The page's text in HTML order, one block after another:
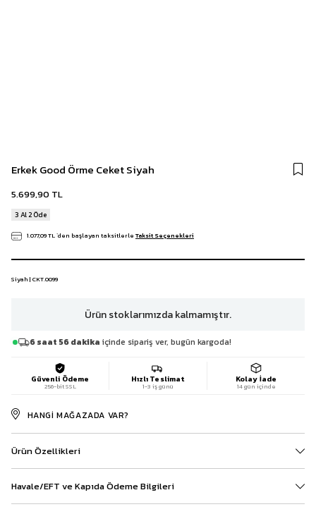
Erkek Good Örme Ceket Siyah
5.699,90 TL
3 Al 2 Öde
1.077,09 TL`den başlayan taksitlerle Taksit Seçenekleri
Siyah | CKT.0099
Ürün stoklarımızda kalmamıştır.
6 saat 56 dakika içinde sipariş ver, bugün kargoda!
Güvenli Ödeme
256-bit SSL
Hızlı Teslimat
1-3 iş günü
Kolay İade
14 gün içinde
HANGI MAĞAZADA VAR?
Ürün Özellikleri
Havale/EFT ve Kapıda Ödeme Bilgileri